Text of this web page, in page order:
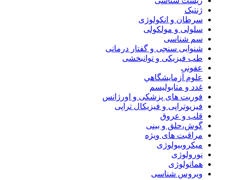
ژنتیک
سرطان و انکولوژی
سلولی و مولکولی
سم شناسی
شنوایی سنجی و گفتار درمانی
طب فیزیکی و توانبخشی
عفونی
علوم آزمايشگاهي
غدد و متابولیسم
فوریت های پزشکی و اورژانس
فیزیوتراپی و فیزیکال تراپی
قلب و عروق
گوش،حلق و بینی
مراقبت های ویژه
میکروبیولوژی
نورولوژی
هماتولوژی
ویروس شناسی